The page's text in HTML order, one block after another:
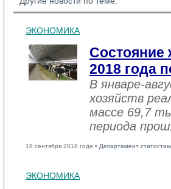
ЭКОНОМИКА
Состояние
2018 года
В январе-
хозяйств
массе 69,7
периода
18 сентября 2018 года • Департамент
ЭКОНОМИКА